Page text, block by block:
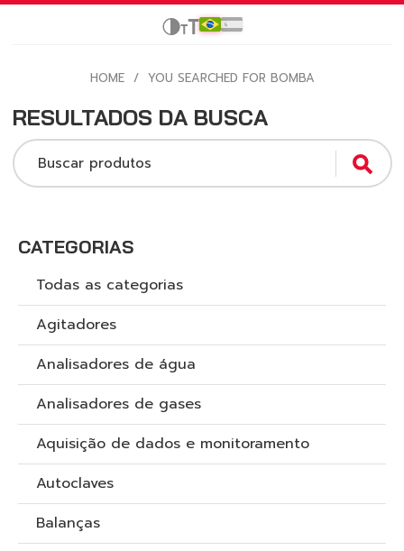
HOME / YOU SEARCHED FOR BOMBA
CATEGORIAS
Todas as categorias
Agitadores
Analisadores de água
Analisadores de gases
Aquisição de dados e monitoramento
Autoclaves
Balanças
RESULTADOS DA BUSCA
Buscar produtos